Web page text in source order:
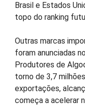
Brasil e Estados
topo do ranking
Outras marcas
foram anunciadas
Produtores de
torno de 3,7
exportações,
começa a acelerar